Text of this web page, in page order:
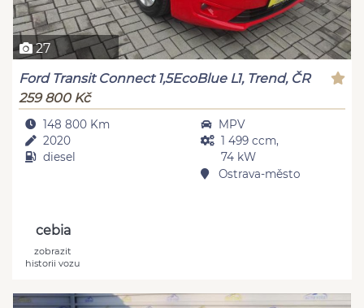
27
Ford Transit Connect 1,5EcoBlue L1, Trend, ČR
259 800 Kč
148 800 Km
2020
diesel
MPV
1 499 ccm,
74 kW
Ostrava-město
cebia
zobrazit
historii vozu